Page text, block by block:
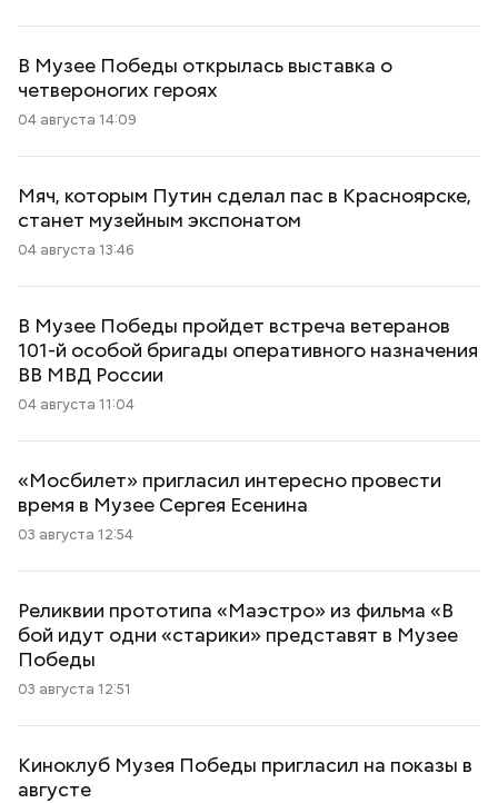
В Музее Победы открылась выставка о
четвероногих героях
04 августа 14:09
Мяч, которым Путин сделал пас в Красноярске,
станет музейным экспонатом
04 августа 13:46
В Музее Победы пройдет встреча ветеранов
101-й особой бригады оперативного назначения
ВВ МВД России
04 августа 11:04
«Мосбилет» пригласил интересно провести
время в Музее Сергея Есенина
03 августа 12:54
Реликвии прототипа «Маэстро» из фильма «В
бой идут одни «старики» представят в Музее
Победы
03 августа 12:51
Киноклуб Музея Победы пригласил на показы в
августе